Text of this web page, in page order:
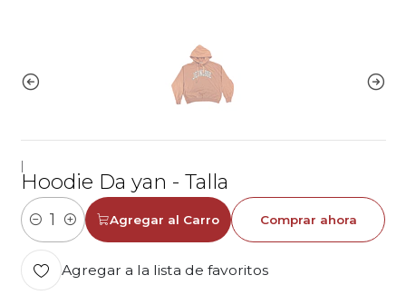
Hoodie Da yan - Talla
Cantidad
Agregar al Carro Comprar ahora
Agregar a la lista de favoritos